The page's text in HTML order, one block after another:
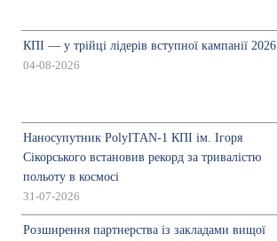
КПІ — у трійці лідерів вступної кампанії 2026
04-08-2026
Наносупутник PolyITAN-1 КПІ ім. Ігоря
Сікорського встановив рекорд за тривалістю
польоту в космосі
31-07-2026
Розширення партнерства із закладами вищої